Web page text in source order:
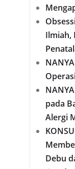
Ilmiah,
pada
Alergi
Debu